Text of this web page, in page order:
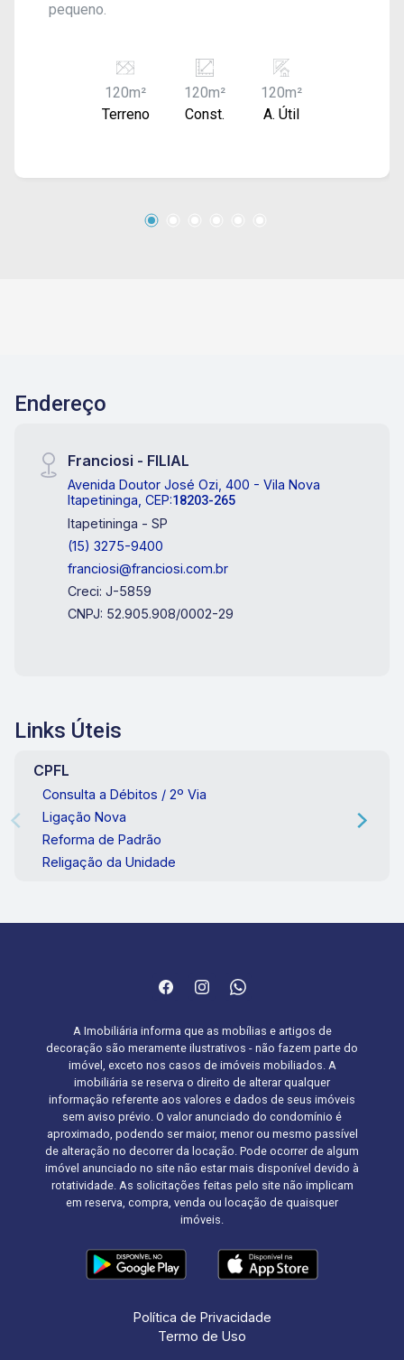
pequeno.
120m²
Terreno
120m²
Const.
120m²
A. Útil
Endereço
Franciosi - FILIAL
Avenida Doutor José Ozi, 400 - Vila Nova
Itapetininga, CEP:18203-265
Itapetininga - SP
(15) 3275-9400
franciosi@franciosi.com.br
Creci: J-5859
CNPJ: 52.905.908/0002-29
Links Úteis
CPFL
Consulta a Débitos / 2º Via
Ligação Nova
Reforma de Padrão
Religação da Unidade
A Imobiliária informa que as mobílias e artigos de
decoração são meramente ilustrativos - não fazem parte do
imóvel, exceto nos casos de imóveis mobiliados. A
imobiliária se reserva o direito de alterar qualquer
informação referente aos valores e dados de seus imóveis
sem aviso prévio. O valor anunciado do condomínio é
aproximado, podendo ser maior, menor ou mesmo passível
de alteração no decorrer da locação. Pode ocorrer de algum
imóvel anunciado no site não estar mais disponível devido à
rotatividade. As solicitações feitas pelo site não implicam
em reserva, compra, venda ou locação de quaisquer
imóveis.
Política de Privacidade
Termo de Uso